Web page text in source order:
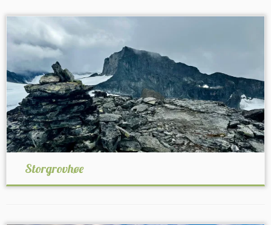
Storgrovhøe